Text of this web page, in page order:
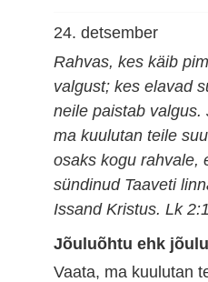
24. detsember
Rahvas, kes käib
valgust; kes elavad
neile paistab valgus.
ma kuulutan teile
osaks kogu rahvale,
sündinud Taaveti
Issand Kristus. Lk
Jõuluõhtu ehk
Vaata, ma kuulutan